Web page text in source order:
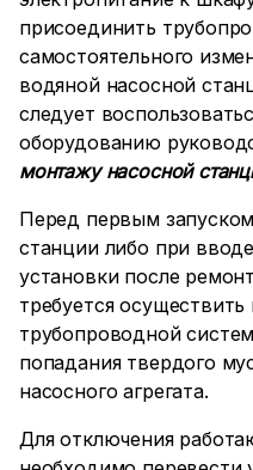
присоединить
самостоятельного
водяной насосной
следует
оборудованию
монтажу насосной
Перед первым
станции либо при
установки после
требуется
трубопроводной
попадания твердого
насосного агрегата.
Для отключения